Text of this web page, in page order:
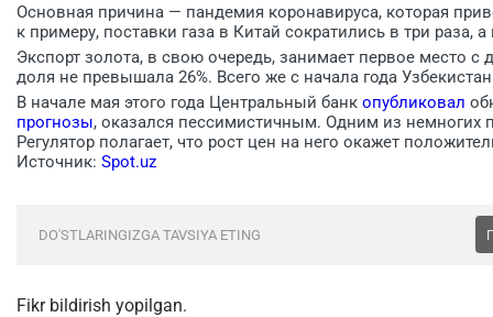
Основная причина — пандемия коронавируса, которая
к примеру, поставки газа в Китай сократились в три раза,
Экспорт золота, в свою очередь, занимает первое место
доля не превышала 26%. Всего же с начала года
В начале мая этого года Центральный банк опубликовал
прогнозы, оказался пессимистичным. Одним из
Регулятор полагает, что рост цен на него окажет
Источник: Spot.uz
DO'STLARINGIZGA TAVSIYA ETING
Fikr bildirish yopilgan.